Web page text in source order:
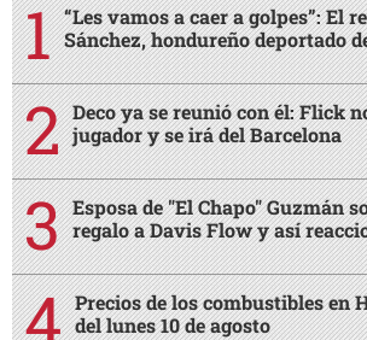
“Les vamos a caer a golpes”: El
Sánchez, hondureño deportado
Deco ya se reunió con él: Flick
jugador y se irá del Barcelona
Esposa de "El Chapo" Guzmán
regalo a Davis Flow y así
Precios de los combustibles en
del lunes 10 de agosto